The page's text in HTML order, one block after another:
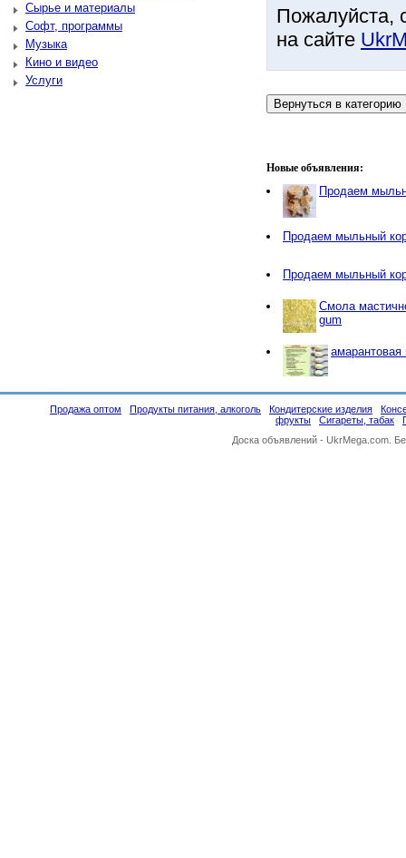
Сырье и материалы
Софт, программы
Музыка
Кино и видео
Услуги
Пожалуйста,
на сайте
Новые объявления:
Продаем
Продаем мыльный
Продаем мыльный
Смола
gum
амарантовая
Продажа оптом Продукты питания, алкоголь Кондитерские изделия
фрукты
Сигареты, табак
Доска объявлений - UkrMega.com.